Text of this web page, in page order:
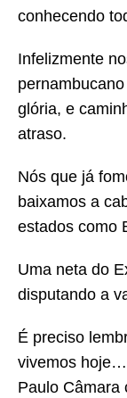
conhecendo
Infelizmente
glória, e
atraso.
Nós que já
baixamos a
estados como
Uma neta do
disputando a
É preciso
vivemos
Paulo Câmara